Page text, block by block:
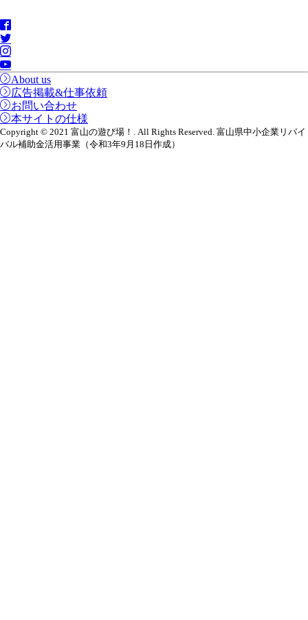
About us
広告掲載&仕事依頼
お問い合わせ
本サイトの仕様
Copyright © 2021 富山の遊び場！. All Rights Reserved. 富山県中小企業リバイ
バル補助金活用事業（令和3年9月18日作成）